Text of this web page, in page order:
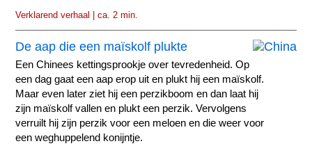
Verklarend verhaal | ca. 2 min.
De aap die een maïskolf plukte
Een Chinees kettingsprookje over tevredenheid. Op
een dag gaat een aap erop uit en plukt hij een maïskolf.
Maar even later ziet hij een perzikboom en dan laat hij
zijn maïskolf vallen en plukt een perzik. Vervolgens
verruilt hij zijn perzik voor een meloen en die weer voor
een weghuppelend konijntje.